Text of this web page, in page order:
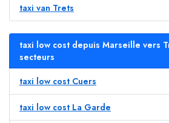
taxi van Trets
taxi low cost depuis Marseille vers
secteurs
taxi low cost Cuers
taxi low cost La Garde